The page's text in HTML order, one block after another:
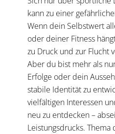
kann zu einer
Wenn dein Selbstwert
oder deiner Fitness
zu Druck und zur Flucht
Aber du bist mehr als
Erfolge oder dein
stabile Identität zu
vielfältigen Interessen
neu zu entdecken –
Leistungsdrucks. Thema